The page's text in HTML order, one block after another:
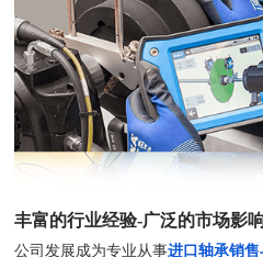
丰富的行业经验-广泛的市场影
公司发展成为专业从事进口轴承销